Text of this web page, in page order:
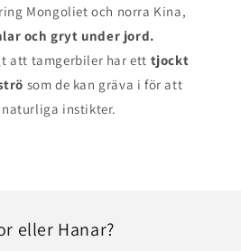
Mongoliet och norra Kina,
och gryt under jord.
att tamgerbiler har ett tjockt
som de kan gräva i för att
instikter.
eller Hanar?